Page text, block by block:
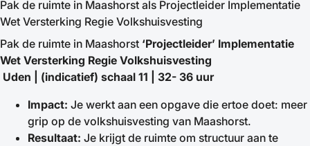
Pak de ruimte in Maashorst als Projectleider Implementatie
Wet Versterking Regie Volkshuisvesting
Pak de ruimte in Maashorst ‘Projectleider’ Implementatie
Wet Versterking Regie Volkshuisvesting
Uden | (indicatief) schaal 11 | 32- 36 uur
Impact: Je werkt aan een opgave die ertoe doet: meer
grip op de volkshuisvesting van Maashorst.
Resultaat: Je krijgt de ruimte om structuur aan te